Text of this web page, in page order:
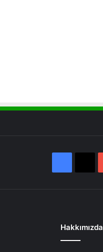
Hakkımızda